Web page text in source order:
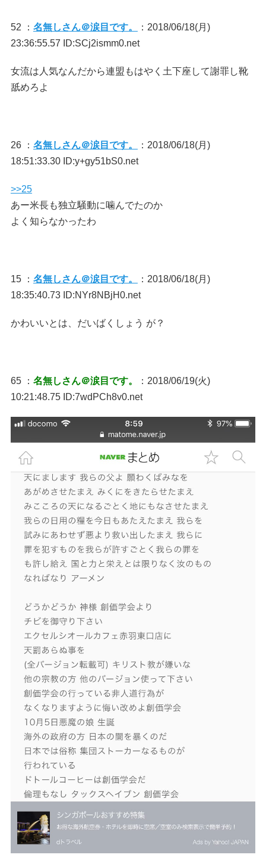
52 ： 名無しさん＠涙目です。
：2018/06/18(月)
23:36:55.57 ID:SCj2ismm0.net
女流は人気なんだから連盟もはやく土下座して謝罪し靴
舐めろよ
26 ： 名無しさん＠涙目です。
：2018/06/18(月)
18:51:33.30 ID:y+gy51bS0.net
>>25
あー米長も独立騒動に噛んでたのか
よく知らなかったわ
15 ： 名無しさん＠涙目です。
：2018/06/18(月)
18:35:40.73 ID:NYr8NBjH0.net
かわいいとは、だいばくしょう が？
65 ： 名無しさん＠涙目です。
：2018/06/19(火)
10:21:48.75 ID:7wdPCh8v0.net